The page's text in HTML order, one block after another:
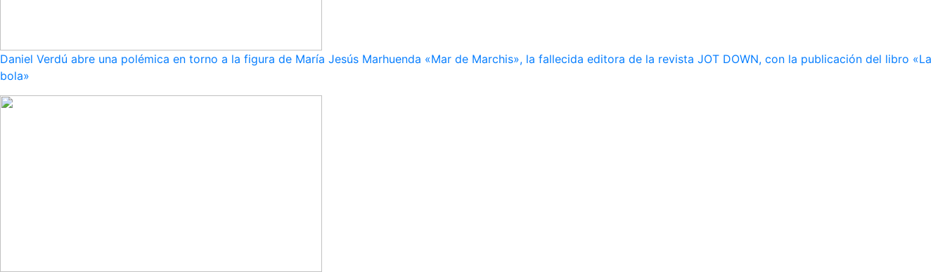
Daniel Verdú abre una polémica en torno a la figura de María Jesús Marhuenda «Mar de Marchis», la fallecida editora de la revista JOT DOWN, con la publicación del libro «La
bola»